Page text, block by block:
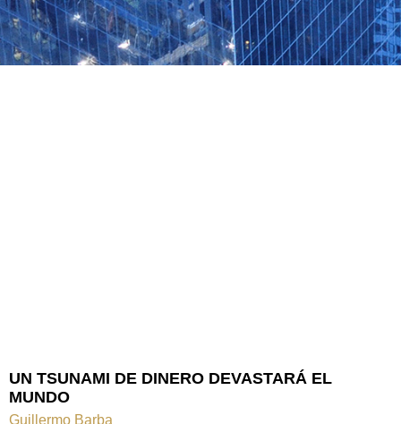
UN TSUNAMI DE DINERO DEVASTARÁ EL
MUNDO
Guillermo Barba